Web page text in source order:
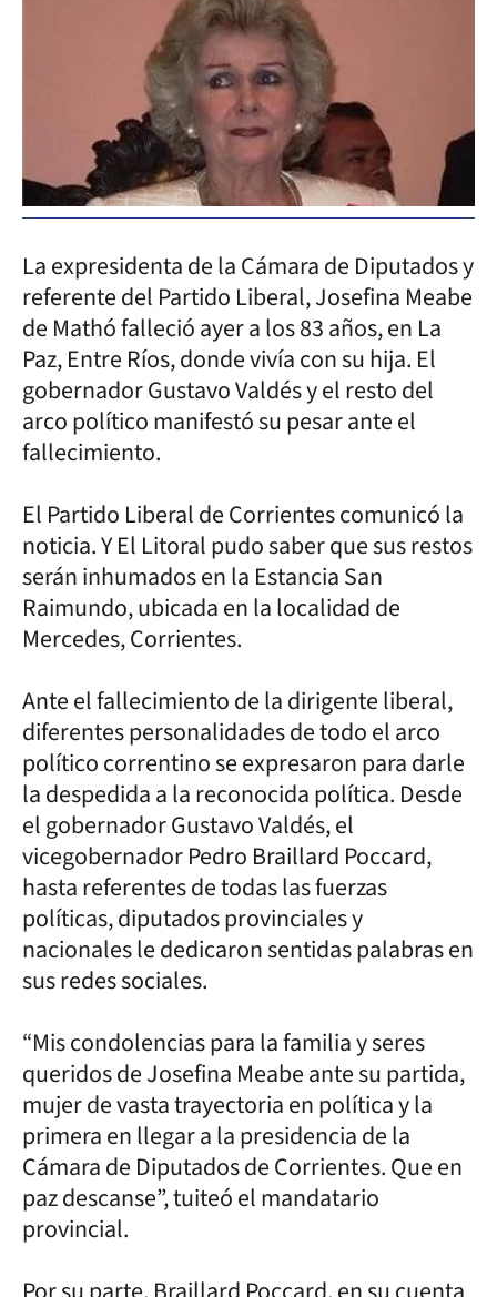
La expresidenta de la Cámara de Diputados y
referente del Partido Liberal, Josefina Meabe
de Mathó falleció ayer a los 83 años, en La
Paz, Entre Ríos, donde vivía con su hija. El
gobernador Gustavo Valdés y el resto del
arco político manifestó su pesar ante el
fallecimiento.
El Partido Liberal de Corrientes comunicó la
noticia. Y El Litoral pudo saber que sus restos
serán inhumados en la Estancia San
Raimundo, ubicada en la localidad de
Mercedes, Corrientes.
Ante el fallecimiento de la dirigente liberal,
diferentes personalidades de todo el arco
político correntino se expresaron para darle
la despedida a la reconocida política. Desde
el gobernador Gustavo Valdés, el
vicegobernador Pedro Braillard Poccard,
hasta referentes de todas las fuerzas
políticas, diputados provinciales y
nacionales le dedicaron sentidas palabras en
sus redes sociales.
“Mis condolencias para la familia y seres
queridos de Josefina Meabe ante su partida,
mujer de vasta trayectoria en política y la
primera en llegar a la presidencia de la
Cámara de Diputados de Corrientes. Que en
paz descanse”, tuiteó el mandatario
provincial.